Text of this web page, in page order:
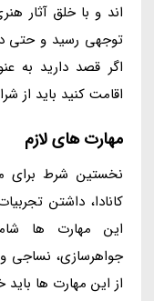
اند و با خلق آثار
توجهی رسید و حتی
اگر قصد دارید به
اقامت کنید باید از
مهارت های لازم
نخستین شرط برای
کانادا، داشتن
این مهارت ها
جواهرسازی، نساجی
از این مهارت ها